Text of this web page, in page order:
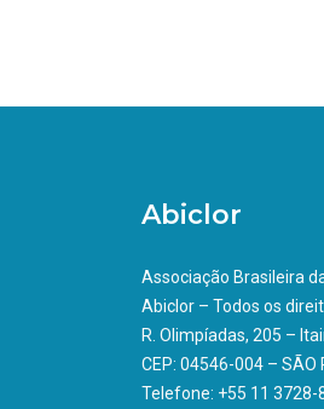
Abiclor
Associação Brasileira
Abiclor – Todos os
R. Olimpíadas, 205 –
CEP: 04546-004 – SÃO
Telefone: +55 11 3728-